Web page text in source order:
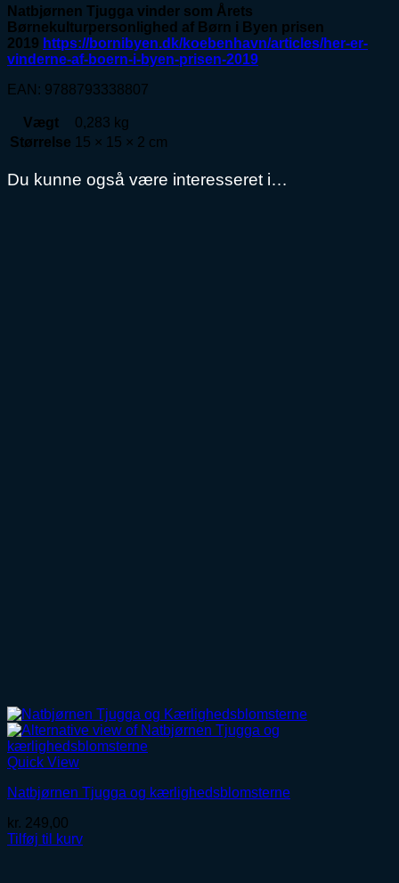
Natbjørnen Tjugga vinder som Årets
Børnekulturpersonlighed af Børn i Byen prisen
2019 https://bornibyen.dk/koebenhavn/articles/her-er-
vinderne-af-boern-i-byen-prisen-2019
EAN: 9788793338807
Vægt
0,283 kg
Størrelse 15 × 15 × 2 cm
Du kunne også være interesseret i…
Quick View
Natbjørnen Tjugga og kærlighedsblomsterne
kr. 249,00
Tilføj til kurv